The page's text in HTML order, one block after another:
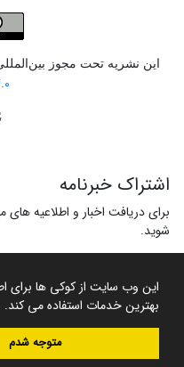
این وب سایت از کوکی ها برای
بهترین خدمات استفاده می کند.
متوجه شدم
این نشریه تحت مجوز
اشتراک خبرنامه
برای دریافت اخبار و اطلاعیه
شوید.
سامانه مدیریت نشریات علمی.